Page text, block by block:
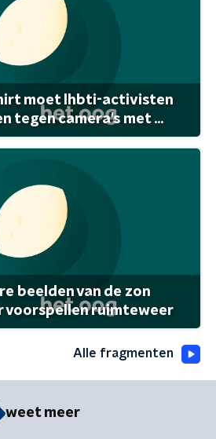
moet lhbti-activisten
tegen camera's met ...
beelden van de zon
voorspellen ruimteweer
Alle fragmenten
weet meer